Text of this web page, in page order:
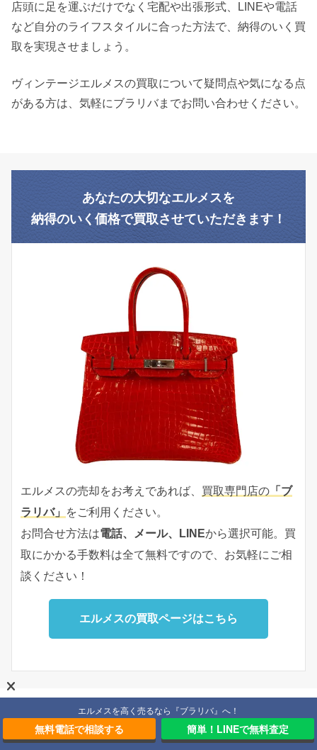
店頭に足を運ぶだけでなく宅配や出張形式、LINEや電話
など自分のライフスタイルに合った方法で、納得のいく買
取を実現させましょう。
ヴィンテージエルメスの買取について疑問点や気になる点
がある方は、気軽にブラリバまでお問い合わせください。
あなたの大切なエルメスを
納得のいく価格で買取させていただきます！
エルメスの売却をお考えであれば、 買取専門店の 「ブ
ラリバ」
をご利用ください。
お問合せ方法は電話、メール、LINEから選択可能。買
取にかかる手数料は全て無料ですので、お気軽にご相
談ください！
エルメスの買取ページはこちら
エルメスを高く売るなら『ブラリバ』へ！
無料電話で相談する 簡単！LINEで無料査定